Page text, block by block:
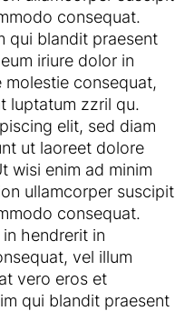
consequat.
qui blandit praesent
iriure dolor in
consequat,
luptatum zzril qu.
elit, sed diam
ut laoreet dolore
wisi enim ad minim
ullamcorper suscipit
consequat.
hendrerit in
vel illum
vero eros et
qui blandit praesent